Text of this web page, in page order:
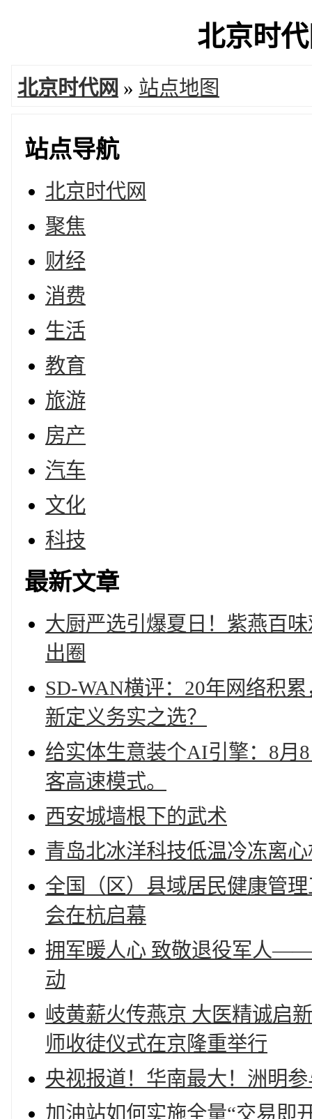
北京时
北京时代网 » 站点地图
站点导航
北京时代网
聚焦
财经
消费
生活
教育
旅游
房产
汽车
文化
科技
最新文章
大厨严选引爆夏日！紫燕百
出圈
SD-WAN横评：20年网络积
新定义务实之选？
给实体生意装个AI引擎：8月
客高速模式。
西安城墙根下的武术
青岛北冰洋科技低温冷冻离
全国（区）县域居民健康管
会在杭启幕
拥军暖人心 致敬退役军人——
动
岐黄薪火传燕京 大医精诚启
师收徒仪式在京隆重举行
央视报道！华南最大！洲明
加油站如何实施全量“交易即